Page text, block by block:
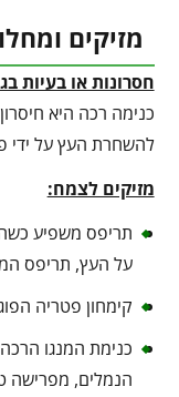
מזיקים
חסרונות או בעיות
כנימה רכה היא
להשחרת העץ על ידי
מזיקים לצמח:
תריפס משפיע
על העץ, תריפס
קימחון פטריה
כנימת המנגו
הנמלים, מפרישה